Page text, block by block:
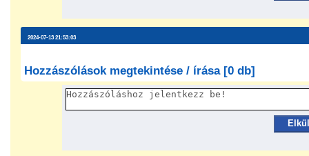
2024-07-13 21:53:03
Hozzászólások megtekintése / írása [0 db]